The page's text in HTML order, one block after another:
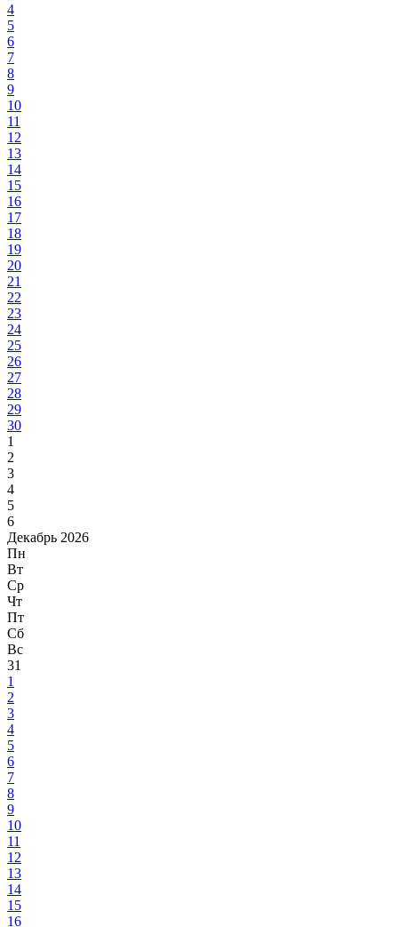
4
5
6
7
8
9
10
11
12
13
14
15
16
17
18
19
20
21
22
23
24
25
26
27
28
29
30
1
2
3
4
5
6
Декабрь 2026
Пн
Вт
Ср
Чт
Пт
Сб
Вс
31
1
2
3
4
5
6
7
8
9
10
11
12
13
14
15
16